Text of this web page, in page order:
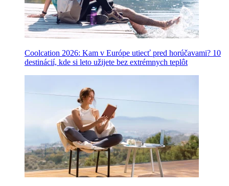
Coolcation 2026: Kam v Európe utiecť pred horúčavami? 10
destinácií, kde si leto užijete bez extrémnych teplôt